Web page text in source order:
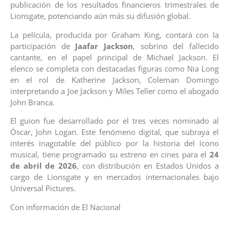
publicación de los resultados financieros trimestrales de
Lionsgate, potenciando aún más su difusión global.
La película, producida por Graham King, contará con la
participación de Jaafar Jackson, sobrino del fallecido
cantante, en el papel principal de Michael Jackson. El
elenco se completa con destacadas figuras como Nia Long
en el rol de Katherine Jackson, Coleman Domingo
interpretando a Joe Jackson y Miles Teller como el abogado
John Branca.
El guion fue desarrollado por el tres veces nominado al
Óscar, John Logan. Este fenómeno digital, que subraya el
interés inagotable del público por la historia del ícono
musical, tiene programado su estreno en cines para el 24
de abril de 2026, con distribución en Estados Unidos a
cargo de Lionsgate y en mercados internacionales bajo
Universal Pictures.
Con información de El Nacional